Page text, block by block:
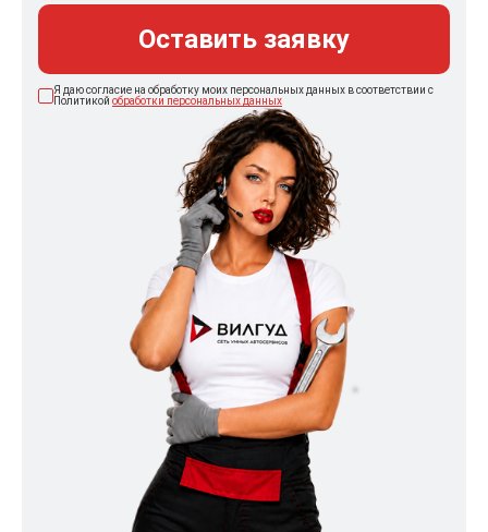
Оставить заявку
Я даю согласие на обработку моих персональных данных в соответствии с
Политикой обработки персональных данных